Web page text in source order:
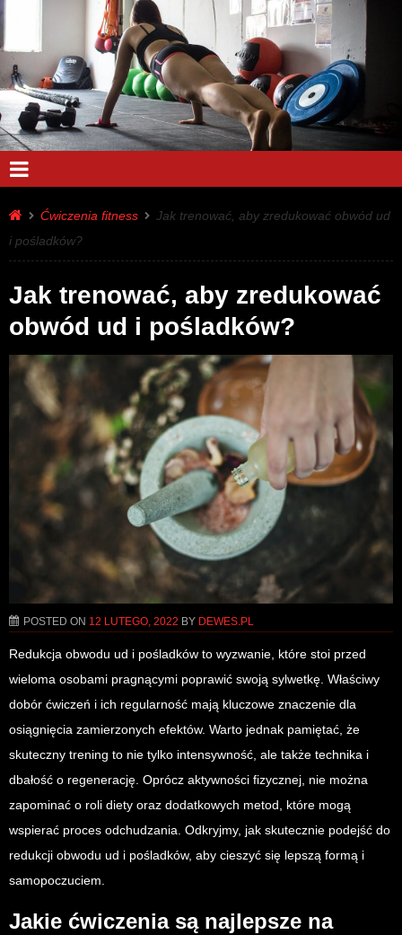
Ćwiczenia fitness
Jak trenować, aby zredukować obwód ud
i pośladków?
Jak trenować, aby zredukować
obwód ud i pośladków?
POSTED ON 12 LUTEGO, 2022 BY DEWES.PL
Redukcja obwodu ud i pośladków to wyzwanie, które stoi przed
wieloma osobami pragnącymi poprawić swoją sylwetkę. Właściwy
dobór ćwiczeń i ich regularność mają kluczowe znaczenie dla
osiągnięcia zamierzonych efektów. Warto jednak pamiętać, że
skuteczny trening to nie tylko intensywność, ale także technika i
dbałość o regenerację. Oprócz aktywności fizycznej, nie można
zapominać o roli diety oraz dodatkowych metod, które mogą
wspierać proces odchudzania. Odkryjmy, jak skutecznie podejść do
redukcji obwodu ud i pośladków, aby cieszyć się lepszą formą i
samopoczuciem.
Jakie ćwiczenia są najlepsze na